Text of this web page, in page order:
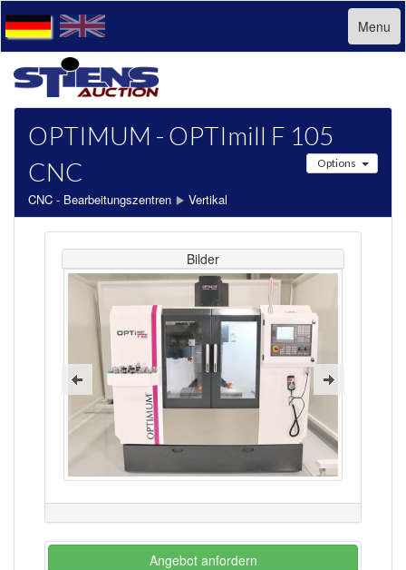
Menu
OPTIMUM - OPTImill F 105
CNC
Options
CNC - Bearbeitungszentren Vertikal
Bilder
Angebot anfordern